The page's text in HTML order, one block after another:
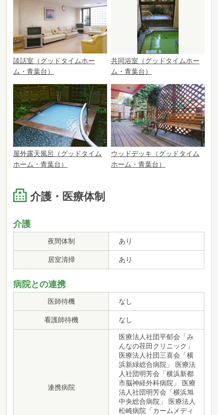
談話室（グッドタイムホー
ム・青葉台）
共同浴室（グッドタイムホー
ム・青葉台）
屋外露天風呂（グッドタイム
ホーム・青葉台）
ウッドデッキ（グッドタイム
ホーム・青葉台）
介護・医療体制
介護
夜間体制 あり
居室清掃 あり
病院との連携
医師待機 なし
看護師待機 なし
連携病院
医療法人社団平郁会「み
んなの荏田クリニック」
医療法人社団三喜会「横
浜新緑総合病院」 医療法
人社団明芳会「横浜新都
市脳神経外科病院」 医療
法人社団明芳会「横浜旭
中央総合病院」 医療法人
松崎病院「カームメディ